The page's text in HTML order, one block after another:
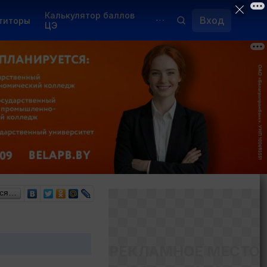
Калькулятор баллов
ЦЭ
Курсы
Переподготовка
Вход